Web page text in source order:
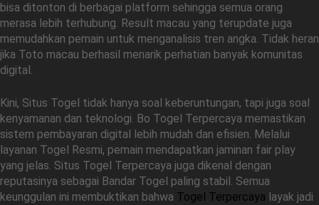
bisa ditonton di berbagai platform sehingga semua orang
merasa lebih terhubung. Result macau yang terupdate juga
memudahkan pemain untuk menganalisis tren angka. Tidak heran
jika Toto macau berhasil menarik perhatian banyak komunitas
digital.
Kini, Situs Togel tidak hanya soal keberuntungan, tapi juga soal
kenyamanan dan teknologi. Bo Togel Terpercaya memastikan
sistem pembayaran digital lebih mudah dan efisien. Melalui
layanan Togel Resmi, pemain mendapatkan jaminan fair play
yang jelas. Situs Togel Terpercaya juga dikenal dengan
reputasinya sebagai Bandar Togel paling stabil. Semua
keunggulan ini membuktikan bahwa Togel Terpercaya layak jadi